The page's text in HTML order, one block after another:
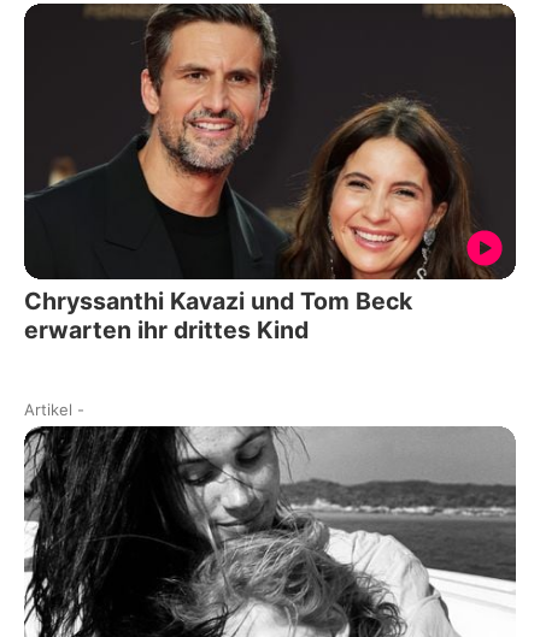
Chryssanthi Kavazi und Tom Beck
erwarten ihr drittes Kind
Artikel -